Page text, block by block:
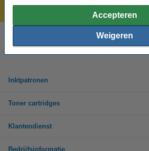
Accepteren
Weigeren
Laagsteprijsgarantie!
Hulp nodig? Bel ons op +32
Op werkdagen van 8.30 tot 17
Inktpatronen
Toner cartridges
Klantendienst
Bedrijfsinformatie